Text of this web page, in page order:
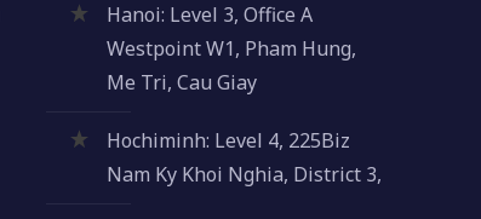
Hanoi: Level 3, Office A
Westpoint W1, Pham Hung,
Me Tri, Cau Giay
Hochiminh: Level 4, 225Biz
Nam Ky Khoi Nghia, District 3,